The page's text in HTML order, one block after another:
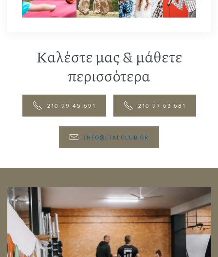
Καλέστε μας & μάθετε
περισσότερα
210 99 45 691 210 97 63 681
INFO@ETALCLUB.GR